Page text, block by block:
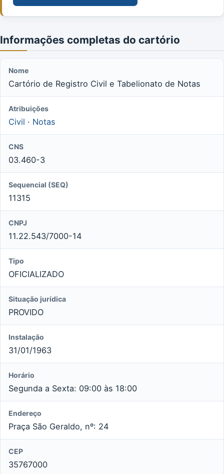
Informações completas do cartório
Nome
Cartório de Registro Civil e Tabelionato de Notas
Atribuições
Civil · Notas
CNS
03.460-3
Sequencial (SEQ)
11315
CNPJ
11.22.543/7000-14
Tipo
OFICIALIZADO
Situação jurídica
PROVIDO
Instalação
31/01/1963
Horário
Segunda a Sexta: 09:00 às 18:00
Endereço
Praça São Geraldo, nº: 24
CEP
35767000